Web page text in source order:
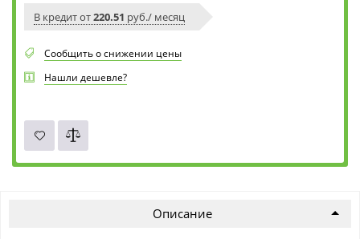
В кредит от220.51 руб./ месяц
Сообщить о снижении цены
Нашли дешевле?
Описание